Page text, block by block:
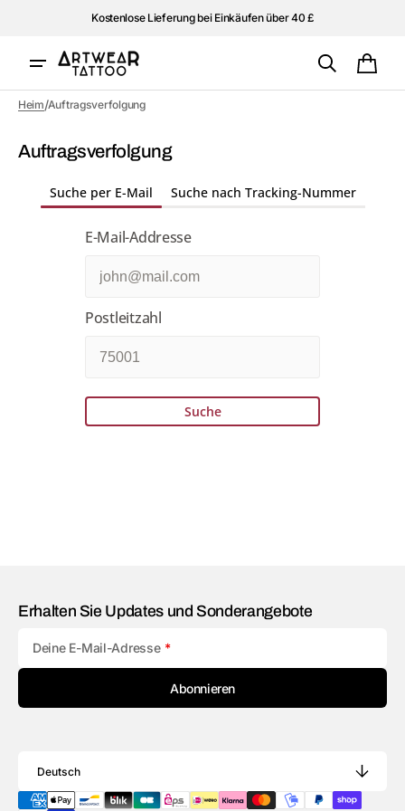
Kostenlose Lieferung bei Einkäufen über 40 £
Heim/Auftragsverfolgung
Auftragsverfolgung
Suche per E-Mail Suche nach Tracking-Nummer
E-Mail-Addresse
Postleitzahl
Suche
Deutsch
Erhalten Sie Updates und Sonderangebote
Deine E-Mail-Adresse
Abonnieren